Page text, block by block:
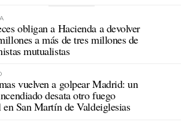
obligan a Hacienda a devolver
a más de tres millones de
mutualistas
vuelven a golpear Madrid: un
desata otro fuego
en San Martín de Valdeiglesias